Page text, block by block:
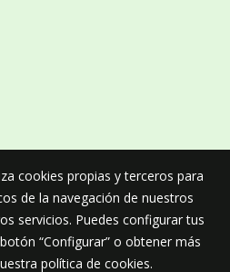
cookies propias y terceros para
de la navegación de nuestros
servicios. Puedes configurar tus
“Configurar” o obtener más
política de cookies.